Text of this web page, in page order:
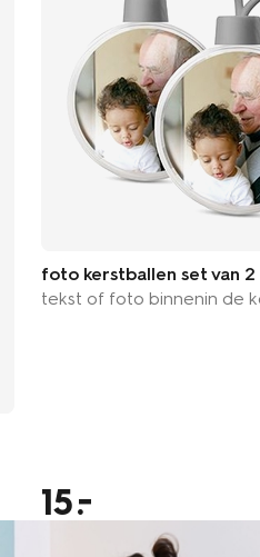
foto kerstballen set van 2
tekst of foto binnenin de
15